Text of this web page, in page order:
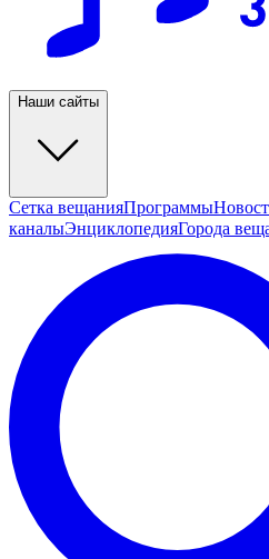
Наши сайты
Сетка вещанияПрограммы
каналыЭнциклопедияГорода